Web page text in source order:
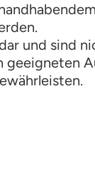
und sind